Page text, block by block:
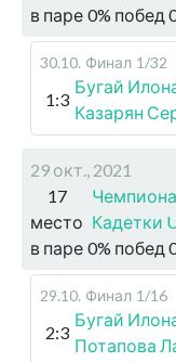
в паре 0% побед
30.10. Финал 1/32
1:3
Бугай
Казарян
29 окт., 2021
17
место Кадетки
в паре 0% побед
29.10. Финал 1/16
2:3
Бугай
Потапова